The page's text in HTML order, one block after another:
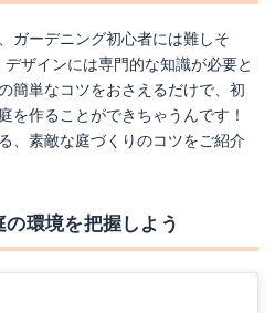
ガーデニング初心者には難しそ
デザインには専門的な知識が必要と
簡単なコツをおさえるだけで、初
を作ることができちゃうんです！
、素敵な庭づくりのコツをご紹介
環境を把握しよう